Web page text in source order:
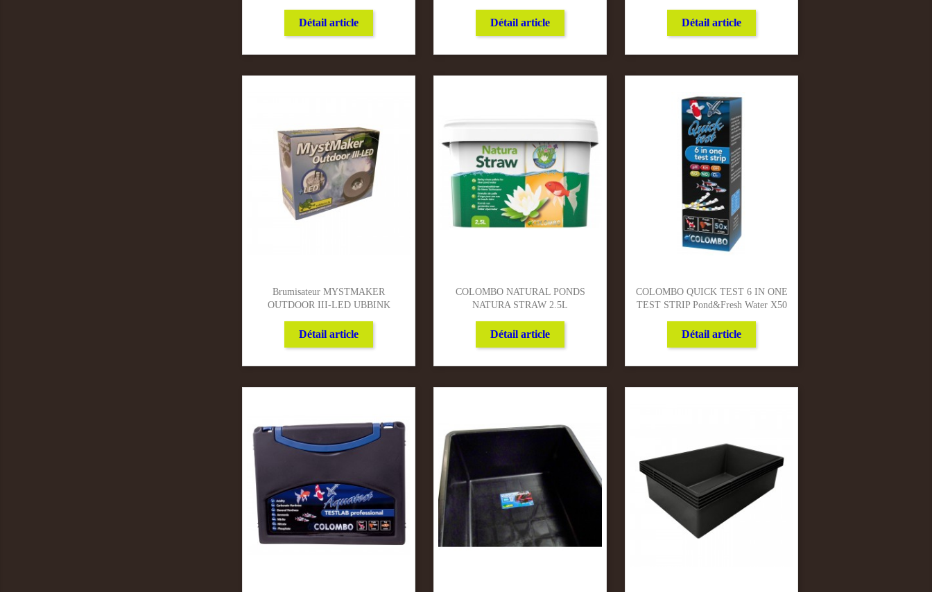
Détail article Détail article Détail article
Brumisateur MYSTMAKER
OUTDOOR III-LED UBBINK
Détail article
COLOMBO NATURAL PONDS
NATURA STRAW 2.5L
Détail article
COLOMBO QUICK TEST 6 IN ONE
TEST STRIP Pond&fresh Water X50
Détail article